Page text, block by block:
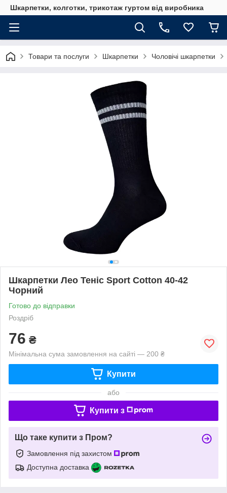
Шкарпетки, колготки, трикотаж гуртом від виробника
Товари та послуги Шкарпетки Чоловічі шкарпетки
Шкарпетки Лео Теніс Sport Cotton 40-42
Чорний
Готово до відправки
Роздріб
76 ₴
Мінімальна сума замовлення на сайті — 200 ₴
Купити
або
Купити з
Що таке купити з Пром?
Замовлення під захистом
Доступна доставка